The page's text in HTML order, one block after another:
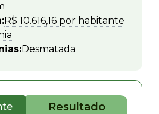
R$ 10.616,16 por habitante
Desmatada
Resultado